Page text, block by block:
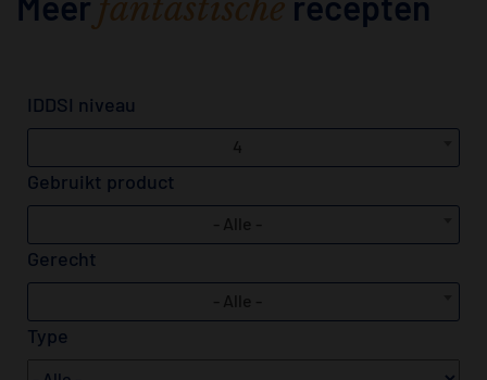
IDDSI niveau
4
Gebruikt product
- Alle -
Gerecht
- Alle -
Type